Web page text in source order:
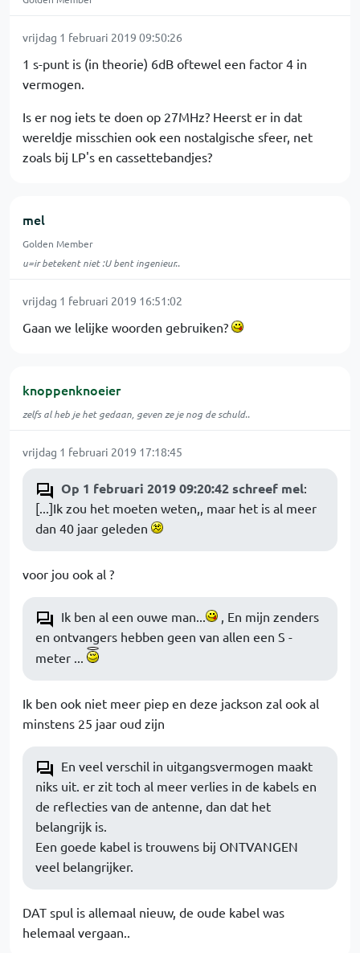
vrijdag 1 februari 2019 09:50:26
1 s-punt is (in theorie) 6dB oftewel een factor 4 in
vermogen.
Is er nog iets te doen op 27MHz? Heerst er in dat
wereldje misschien ook een nostalgische sfeer, net
zoals bij LP's en cassettebandjes?
mel
Golden Member
u=ir betekent niet :U bent ingenieur..
vrijdag 1 februari 2019 16:51:02
Gaan we lelijke woorden gebruiken?
knoppenknoeier
zelfs al heb je het gedaan, geven ze je nog de schuld..
vrijdag 1 februari 2019 17:18:45
Op 1 februari 2019 09:20:42 schreef mel:
[...]Ik zou het moeten weten,, maar het is al meer
dan 40 jaar geleden
voor jou ook al ?
Ik ben al een ouwe man...
, En mijn zenders
en ontvangers hebben geen van allen een S -
meter ...
Ik ben ook niet meer piep en deze jackson zal ook al
minstens 25 jaar oud zijn
En veel verschil in uitgangsvermogen maakt
niks uit. er zit toch al meer verlies in de kabels en
de reflecties van de antenne, dan dat het
belangrijk is.
Een goede kabel is trouwens bij ONTVANGEN
veel belangrijker.
DAT spul is allemaal nieuw, de oude kabel was
helemaal vergaan..